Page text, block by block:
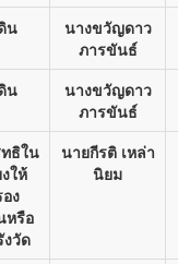
น
นางขวัญดาว
ภารขันธ์
น
นางขวัญดาว
ภารขันธ์
ธิใน
ให้
ง
หรือ
วัด
นายกีรติ เหล่า
นิยม